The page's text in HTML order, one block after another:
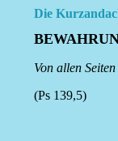
Die
Von allen
(Ps 139,5)